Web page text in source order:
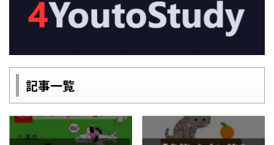
記事一覧